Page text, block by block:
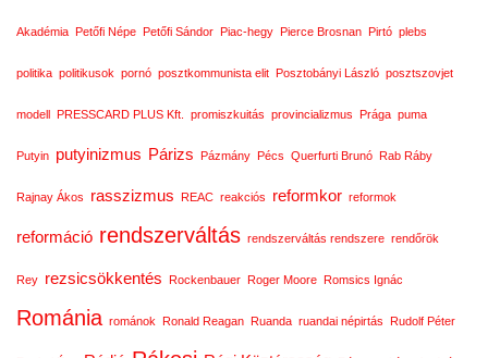
Akadémia Petőfi Népe Petőfi Sándor Piac-hegy Pierce Brosnan Pirtó plebs
politika politikusok pornó posztkommunista elit Posztobányi László posztszovjet
modell PRESSCARD PLUS Kft. promiszkuitás provincializmus Prága puma
Putyin putyinizmus Párizs Pázmány Pécs Querfurti Brunó Rab Ráby
Rajnay Ákos rasszizmus REAC reakciós reformkor reformok
reformáció rendszerváltás rendszerváltás rendszere rendőrök
Rey rezsicsökkentés Rockenbauer Roger Moore Romsics Ignác
Románia románok Ronald Reagan Ruanda ruandai népirtás Rudolf Péter